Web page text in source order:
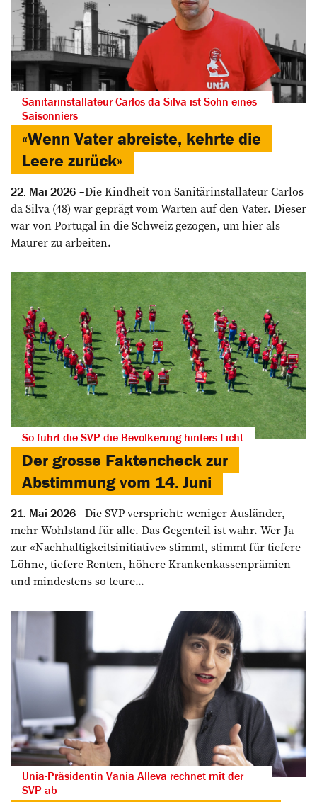
Sanitärinstallateur Carlos da Silva ist Sohn eines
Saisonniers
«Wenn Vater abreiste, kehrte die
Leere zurück»
22. Mai 2026
Die Kindheit von Sanitärinstallateur Carlos
da Silva (48) war geprägt vom Warten auf den Vater. Dieser
war von Portugal in die Schweiz gezogen, um hier als
Maurer zu arbeiten.
So führt die SVP die Bevölkerung hinters Licht
Der grosse Faktencheck zur
Abstimmung vom 14. Juni
21. Mai 2026
Die SVP verspricht: weniger Ausländer,
mehr Wohlstand für alle. Das Gegenteil ist wahr. Wer Ja
zur «Nachhaltigkeitsinitiative» stimmt, stimmt für tiefere
Löhne, tiefere Renten, höhere Krankenkassenprämien
und mindestens so teure...
Unia-Präsidentin Vania Alleva rechnet mit der
SVP ab